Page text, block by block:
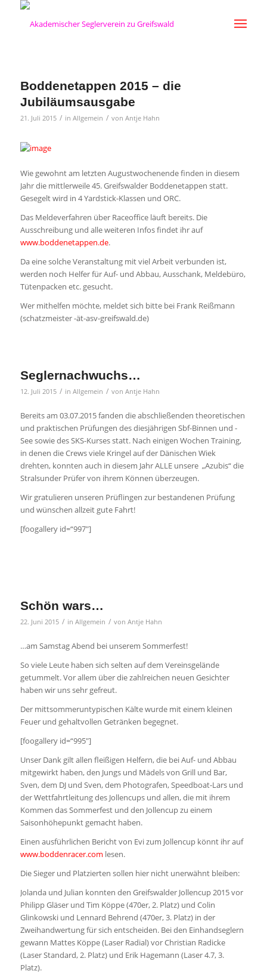
Boddenetappen 2015 – die
Jubiläumsausgabe
21. Juli 2015 / in Allgemein / von Antje Hahn
Wie gewohnt am letzten Augustwochenende finden in diesem
Jahr die mittlerweile 45. Greifswalder Boddenetappen statt.
Gesegelt wird in 4 Yardstick-Klassen und ORC.
Das Meldeverfahren über Raceoffice läuft bereits. Die
Ausschreibung und alle weiteren Infos findet ihr auf
www.boddenetappen.de.
Da eine solche Veranstaltung mit viel Arbeit verbunden ist,
werden noch Helfer für Auf- und Abbau, Ausschank, Meldebüro,
Tütenpacken etc. gesucht.
Wer mithelfen möchte, meldet sich bitte bei Frank Reißmann
(schatzmeister -ät-asv-greifswald.de)
Seglernachwuchs…
12. Juli 2015 / in Allgemein / von Antje Hahn
Bereits am 03.07.2015 fanden die abschließenden theoretischen
und praktischen Prüfungen des diesjährigen Sbf-Binnen und -
See sowie des SKS-Kurses statt. Nach einigen Wochen Training,
in denen die Crews viele Kringel auf der Dänischen Wiek
drehten, konnten auch in diesem Jahr ALLE unsere „Azubis“ die
Stralsunder Prüfer von ihrem Können überzeugen.
Wir gratulieren unseren Prüflingen zur bestandenen Prüfung
und wünschen allzeit gute Fahrt!
[foogallery id=“997″]
Schön wars…
22. Juni 2015 / in Allgemein / von Antje Hahn
…am Samstag Abend bei unserem Sommerfest!
So viele Leute haben sich selten auf dem Vereinsgelände
getummelt. Vor allem über die zahlreichen neuen Gesichter
haben wir uns sehr gefreut.
Der mittsommeruntypischen Kälte wurde mit einem kleinen
Feuer und gehaltvollen Getränken begegnet.
[foogallery id=“995″]
Unser Dank gilt allen fleißigen Helfern, die bei Auf- und Abbau
mitgewirkt haben, den Jungs und Mädels von Grill und Bar,
Sven, dem DJ und Sven, dem Photografen, Speedboat-Lars und
der Wettfahrtleitung des Jollencups und allen, die mit ihrem
Kommen das Sommerfest und den Jollencup zu einem
Saisonhöhepunkt gemacht haben.
Einen ausführlichen Bericht von Evi zum Jollencup könnt ihr auf
www.boddenracer.com lesen.
Die Sieger und Platzierten sollen hier nicht unerwähnt bleiben:
Jolanda und Julian konnten den Greifswalder Jollencup 2015 vor
Philipp Gläser und Tim Köppe (470er, 2. Platz) und Colin
Glinkowski und Lennard Behrend (470er, 3. Platz) in der
Zweihandwertung für sich entscheiden. Bei den Einhandseglern
gewann Mattes Köppe (Laser Radial) vor Christian Radicke
(Laser Standard, 2. Platz) und Erik Hagemann (Laser 4.7, 3.
Platz).